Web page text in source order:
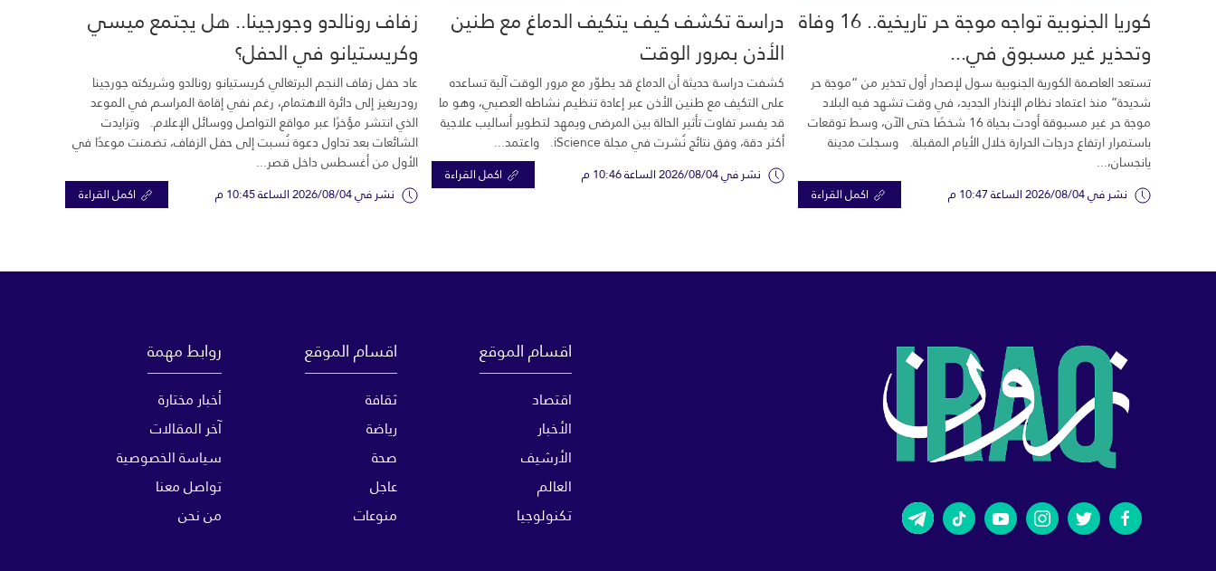
كوريا الجنوبية تواجه موجة حر تاريخية.. 16 وفاة
وتحذير غير مسبوق في...
تستعد العاصمة الكورية الجنوبية سول لإصدار أول تحذير من “موجة حر
شديدة” منذ اعتماد نظام الإنذار الجديد، في وقت تشهد فيه البلاد
موجة حر غير مسبوقة أودت بحياة 16 شخصًا حتى الآن، وسط توقعات
باستمرار ارتفاع درجات الحرارة خلال الأيام المقبلة. وسجلت مدينة
يانجسان،...
نشر في 2026/08/04 الساعة 10:47 م اكمل القراءة
دراسة تكشف كيف يتكيف الدماغ مع طنين
الأذن بمرور الوقت
كشفت دراسة حديثة أن الدماغ قد يطوّر مع مرور الوقت آلية تساعده
على التكيف مع طنين الأذن عبر إعادة تنظيم نشاطه العصبي، وهو ما
قد يفسر تفاوت تأثير الحالة بين المرضى ويمهد لتطوير أساليب علاجية
أكثر دقة، وفق نتائج نُشرت في مجلة iScience. واعتمد...
نشر في 2026/08/04 الساعة 10:46 م اكمل القراءة
زفاف رونالدو وجورجينا.. هل يجتمع ميسي
وكريستيانو في الحفل؟
عاد حفل زفاف النجم البرتغالي كريستيانو رونالدو وشريكته جورجينا
رودريغيز إلى دائرة الاهتمام، رغم نفي إقامة المراسم في الموعد
الذي انتشر مؤخرًا عبر مواقع التواصل ووسائل الإعلام. وتزايدت
الشائعات بعد تداول دعوة نُسبت إلى حفل الزفاف، تضمنت موعدًا في
الأول من أغسطس داخل قصر...
نشر في 2026/08/04 الساعة 10:45 م اكمل القراءة
اقسام الموقع
اقتصاد
الأخبار
الأرشيف
العالم
تكنولوجيا
اقسام الموقع
ثقافة
رياضة
صحة
عاجل
منوعات
روابط مهمة
أخبار مختارة
آخر المقالات
سياسة الخصوصية
تواصل معنا
من نحن